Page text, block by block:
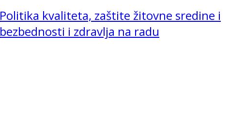
Politika kvaliteta, zaštite žitovne sredine i
bezbednosti i zdravlja na radu